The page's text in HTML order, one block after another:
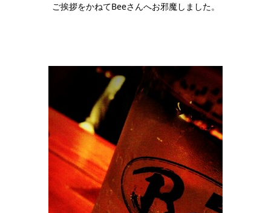
ご挨拶をかねてBeeさんへお邪魔しました。